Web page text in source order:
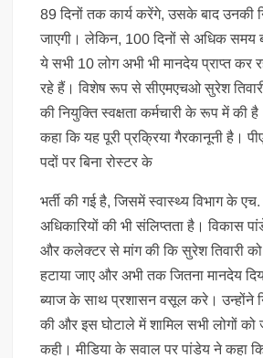
89 दिनों तक कार्य करेंगे, उसके बाद उनकी
जाएगी। लेकिन, 100 दिनों से अधिक समय
ये सभी 10 लोग अभी भी मानदेय प्राप्त
रहे हैं। विशेष रूप से सीएमएचओ सुरेश
की नियुक्ति स्वक्षता कर्मचारी के रूप में की
कहा कि यह पूरी प्रक्रिया गैरकानूनी है।
पदों पर बिना रोस्टर के
भर्ती की गई है, जिसमें स्वास्थ्य विभाग के
अधिकारियों की भी संलिप्तता है। विकास
और कलेक्टर से मांग की कि सुरेश तिवारी
हटाया जाए और अभी तक जितना मानदेय
ब्याज के साथ प्रशासन वसूल करे। उन्होंने
की और इस घोटाले में शामिल सभी लोगों
कही। मीडिया के सवाल पर पांडेय ने कहा